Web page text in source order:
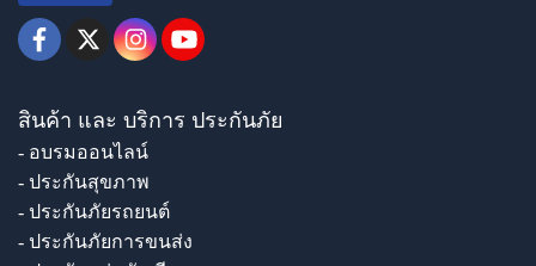
สินค้า และ บริการ ประกันภัย
- อบรมออนไลน์
- ประกันสุขภาพ
- ประกันภัยรถยนต์
- ประกันภัยการขนส่ง